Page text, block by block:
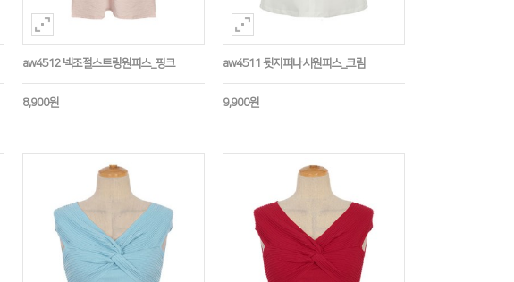
aw4512 넥조절스트링원피스_핑크
8,900원
aw4511 뒷지퍼나시원피스_크림
9,900원